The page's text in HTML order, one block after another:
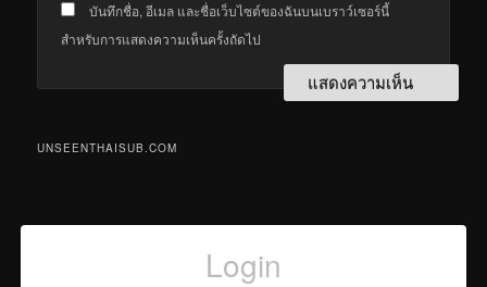
บันทึกชื่อ, อีเมล และชื่อเว็บไซต์ของฉันบนเบราว์เซอร์นี้
สำหรับการแสดงความเห็นครั้งถัดไป
UNSEENTHAISUB.COM
Login